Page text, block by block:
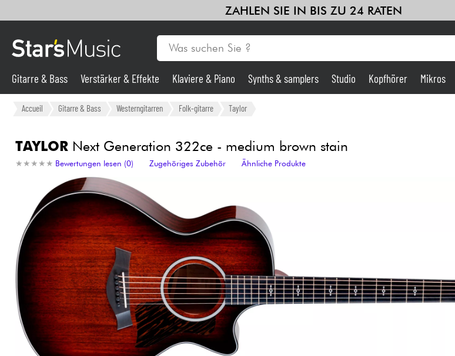
ZAHLEN SIE IN BIS ZU 24 RATEN
Gitarre & Bass
Synths & samplers Studio
Licht
Violinen & Quartett
HiFi
Sehen Sie sich unsere Marken an
Gitarre & Bass Verstärker & Effekte Klaviere & Piano Synths & samplers Studio Kopfhörer Mikros
Accueil Gitarre & Bass Westerngitarren Folk-gitarre Taylor
TAYLORNext Generation 322ce - medium brown stain
★ ★ ★ ★ ★
★ ★ ★ ★ ★ Bewertungen lesen (0) Zugehöriges Zubehör Ähnliche Produkte